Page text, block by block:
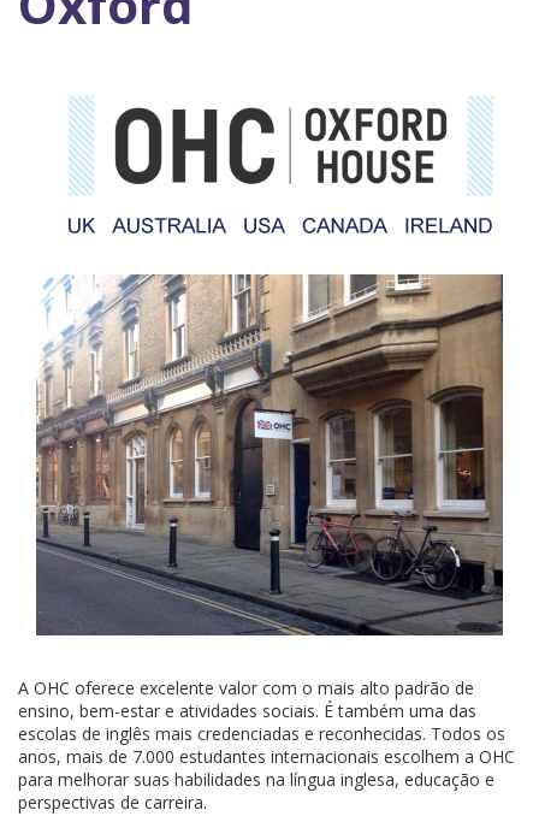
A OHC oferece excelente valor com o mais alto padrão de
ensino, bem-estar e atividades sociais. É também uma das
escolas de inglês mais credenciadas e reconhecidas. Todos os
anos, mais de 7.000 estudantes internacionais escolhem a OHC
para melhorar suas habilidades na língua inglesa, educação e
perspectivas de carreira.